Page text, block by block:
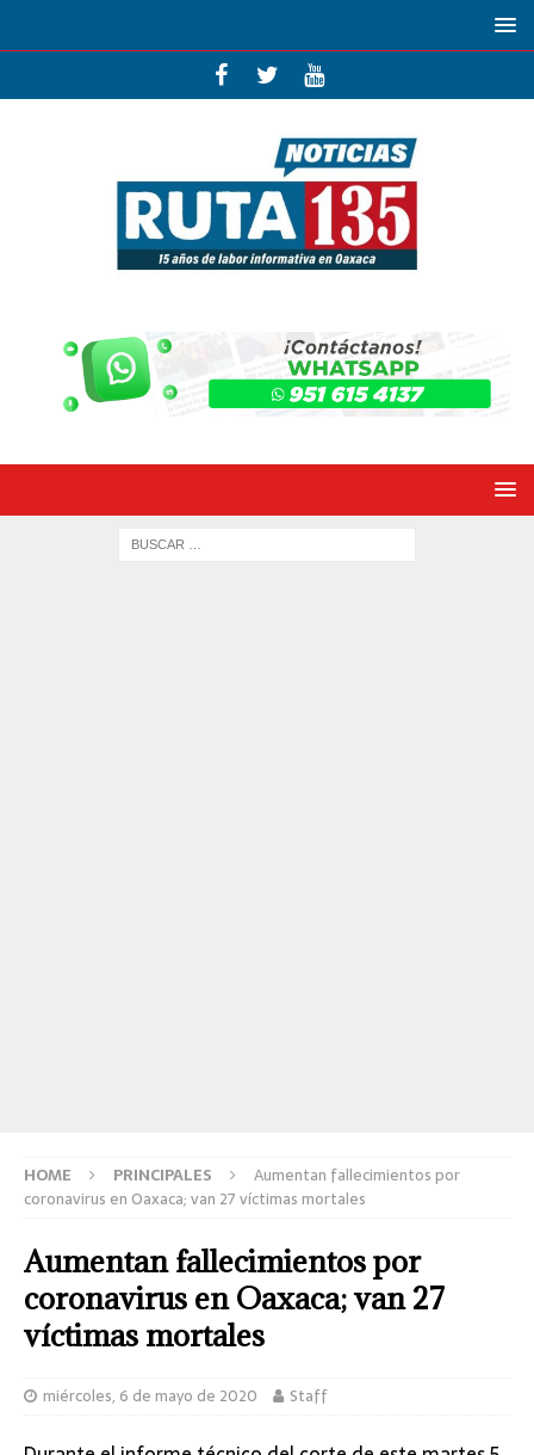
HOME PRINCIPALES
Aumentan fallecimientos por
coronavirus en Oaxaca; van 27 víctimas mortales
Aumentan fallecimientos por
coronavirus en Oaxaca; van 27
víctimas mortales
miércoles, 6 de mayo de 2020 Staff